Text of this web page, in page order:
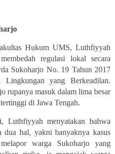
Hukum UMS, Luthfiyyah
regulasi lokal secara
Sukoharjo No. 19 Tahun 2017
Lingkungan yang Berkeadilan.
rupanya masuk dalam lima besar
tertinggi di Jawa Tengah.
Luthfiyyah menyatakan bahwa
dua hal, yakni banyaknya kasus
warga Sukoharjo yang